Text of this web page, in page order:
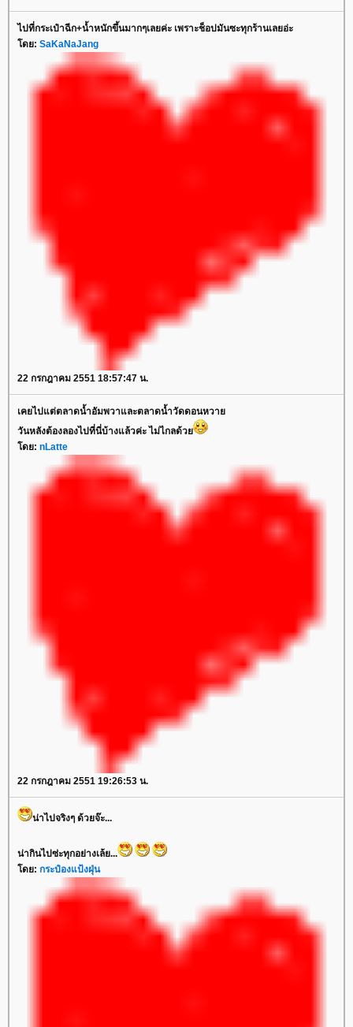
ไปที่กระเป๋าฉีก+น้ำหนักขึ้นมากๆเลยค่ะ เพราะช็อปมันซะทุกร้านเลยอ่ะ
โดย: SaKaNaJang
22 กรกฎาคม 2551 18:57:47 น.
เคยไปแต่ตลาดน้ำอัมพวาและตลาดน้ำวัดดอนหวาย
วันหลังต้องลองไปที่นี่บ้างแล้วค่ะ ไม่ไกลด้วย
โดย: nLatte
22 กรกฎาคม 2551 19:26:53 น.
น่าไปจริงๆ ด้วยจ๊ะ...
น่ากินไปซ่ะทุกอย่างเล้ย...
โดย: กระป๋องแป้งฝุ่น